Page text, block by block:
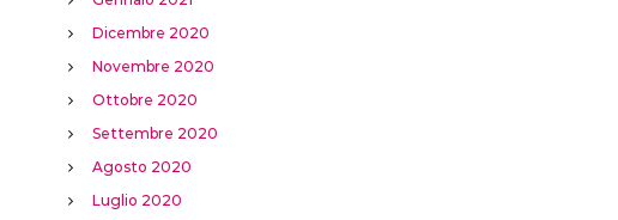
Dicembre 2020
Novembre 2020
Ottobre 2020
Settembre 2020
Agosto 2020
Luglio 2020